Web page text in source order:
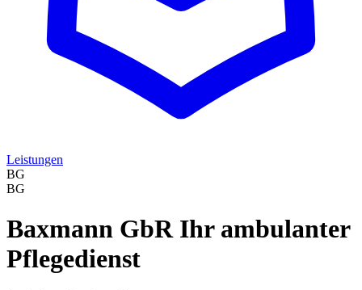
Leistungen
BG
BG
Baxmann GbR Ihr ambulanter
Pflegedienst